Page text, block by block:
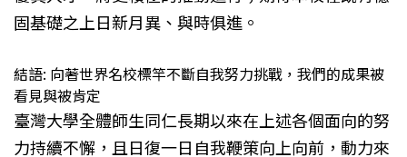
固基礎之上日新月異、與時俱進。
結語: 向著世界名校標竿不斷自我努力挑戰，我們的成果被
看見與被肯定
臺灣大學全體師生同仁長期以來在上述各個面向的努
力持續不懈，且日復一日自我鞭策向上向前，動力來